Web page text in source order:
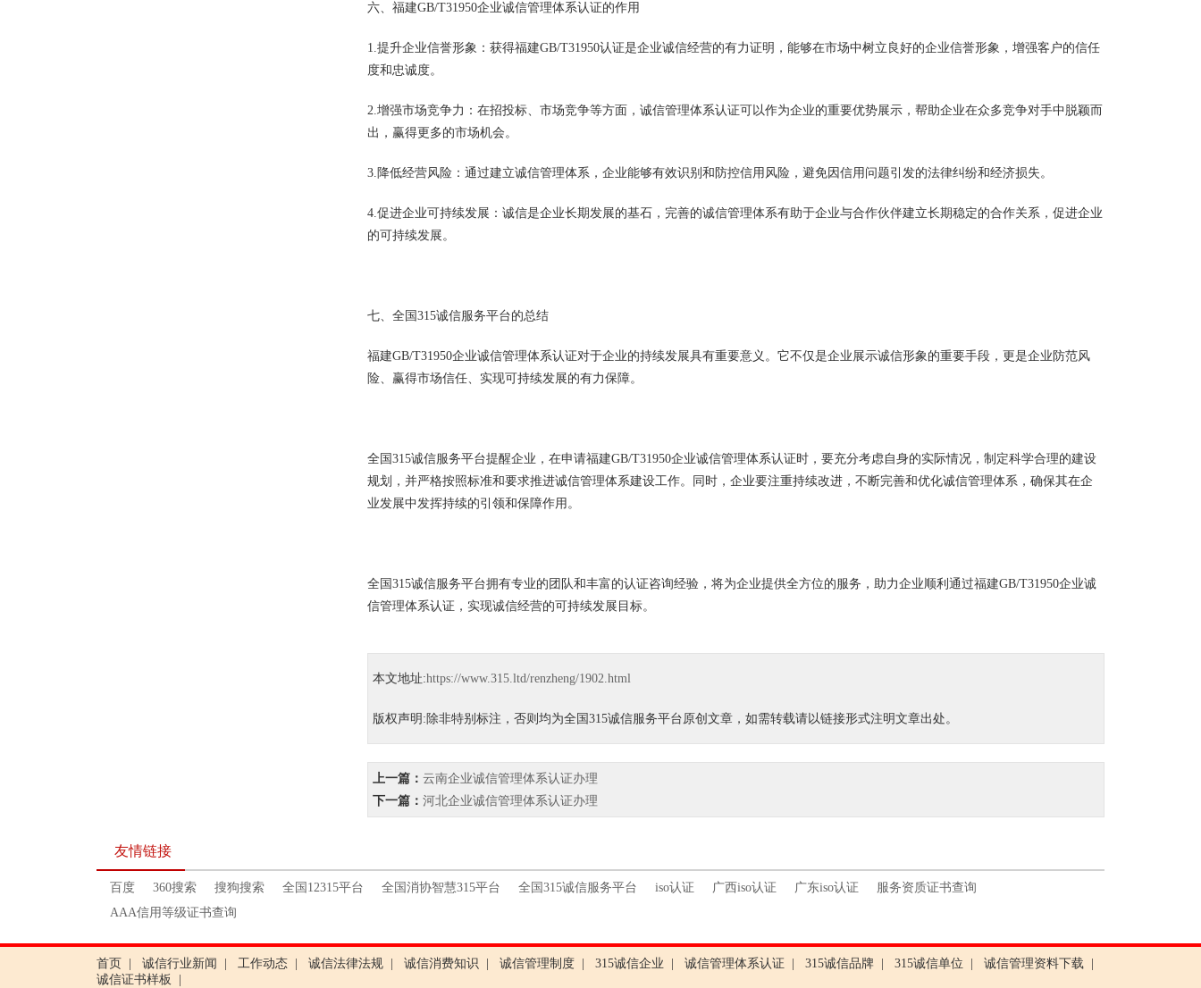
六、福建GB/T31950企业诚信管理体系认证的作用
1.提升企业信誉形象：获得福建GB/T31950认证是企业诚信经营的有力证明，能够在市场中树立良好的企业信誉形象，增强客户的信任
度和忠诚度。
2.增强市场竞争力：在招投标、市场竞争等方面，诚信管理体系认证可以作为企业的重要优势展示，帮助企业在众多竞争对手中脱颖而
出，赢得更多的市场机会。
3.降低经营风险：通过建立诚信管理体系，企业能够有效识别和防控信用风险，避免因信用问题引发的法律纠纷和经济损失。
4.促进企业可持续发展：诚信是企业长期发展的基石，完善的诚信管理体系有助于企业与合作伙伴建立长期稳定的合作关系，促进企业
的可持续发展。
七、全国315诚信服务平台的总结
福建GB/T31950企业诚信管理体系认证对于企业的持续发展具有重要意义。它不仅是企业展示诚信形象的重要手段，更是企业防范风
险、赢得市场信任、实现可持续发展的有力保障。
全国315诚信服务平台提醒企业，在申请福建GB/T31950企业诚信管理体系认证时，要充分考虑自身的实际情况，制定科学合理的建设
规划，并严格按照标准和要求推进诚信管理体系建设工作。同时，企业要注重持续改进，不断完善和优化诚信管理体系，确保其在企
业发展中发挥持续的引领和保障作用。
全国315诚信服务平台拥有专业的团队和丰富的认证咨询经验，将为企业提供全方位的服务，助力企业顺利通过福建GB/T31950企业诚
信管理体系认证，实现诚信经营的可持续发展目标。
本文地址:https://www.315.ltd/renzheng/1902.html
版权声明:除非特别标注，否则均为全国315诚信服务平台原创文章，如需转载请以链接形式注明文章出处。
上一篇： 云南企业诚信管理体系认证办理
下一篇： 河北企业诚信管理体系认证办理
友情链接
百度 360搜索 搜狗搜索 全国12315平台 全国消协智慧315平台 全国315诚信服务平台 iso认证 广西iso认证 广东iso认证
服务资质证书查询
AAA信用等级证书查询
首页 诚信行业新闻 工作动态 诚信法律法规 诚信消费知识 诚信管理制度 315诚信企业 诚信管理体系认证 315诚信品牌 315诚信单位 诚信管理资料下载
诚信证书样板